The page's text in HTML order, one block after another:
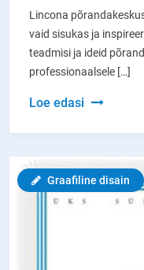
Lincona
vaid sisukas ja
teadmisi ja ideid
professionaalsele […]
Loe edasi
Lincona
Graafiline disain